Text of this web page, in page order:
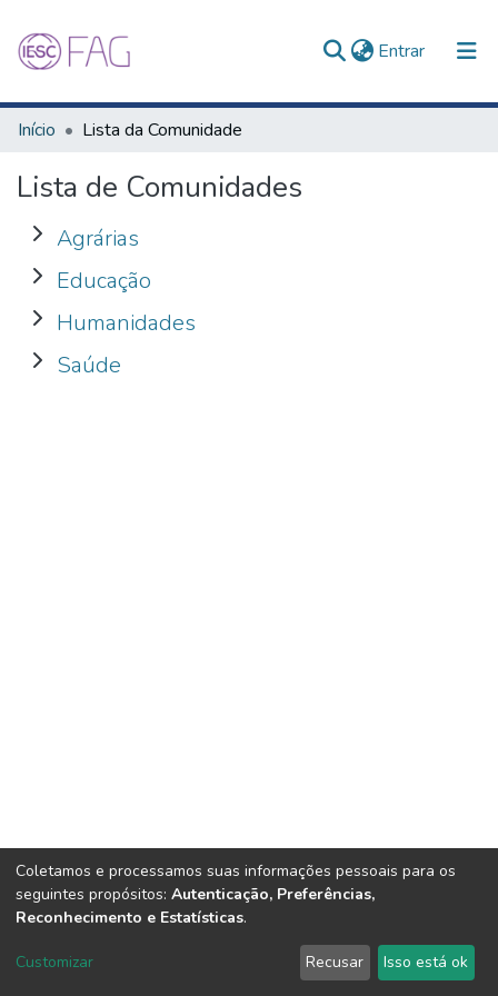
Entrar(current)
Comunidades e Coleções
Tudo no Repositório
Início Lista da Comunidade
Lista de Comunidades
Agrárias
Educação
Humanidades
Saúde
Copyright © IESC . Todos os direitos reservados.
DSpace software
copyright © 2002-2026LYRASIS
Configurações de Cookies
Coletamos e processamos suas informações pessoais para os
seguintes propósitos: Autenticação, Preferências,
Reconhecimento e Estatísticas.
Customizar Recusar Isso está ok